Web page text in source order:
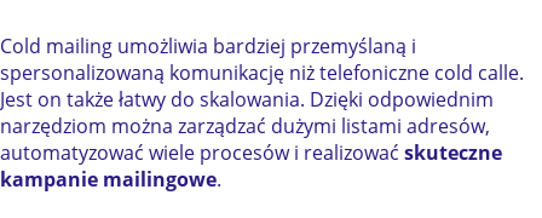
Cold mailing umożliwia bardziej przemyślaną i
spersonalizowaną komunikację niż telefoniczne cold calle.
Jest on także łatwy do skalowania. Dzięki odpowiednim
narzędziom można zarządzać dużymi listami adresów,
automatyzować wiele procesów i realizować skuteczne
kampanie mailingowe.